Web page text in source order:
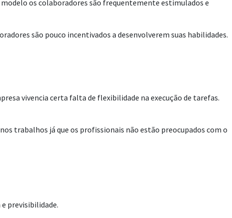
modelo os colaboradores são frequentemente estimulados e
são pouco incentivados a desenvolverem suas habilidades.
vivencia certa falta de flexibilidade na execução de tarefas.
trabalhos já que os profissionais não estão preocupados com o
previsibilidade.